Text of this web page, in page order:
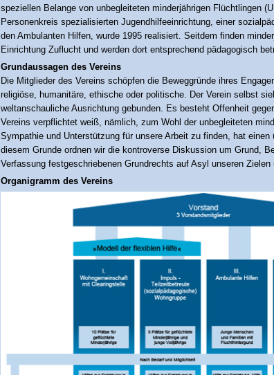
speziellen Belange von unbegleiteten minderjährigen Flüchtlingen
Personenkreis spezialisierten Jugendhilfeeinrichtung, einer
den Ambulanten Hilfen, wurde 1995 realisiert. Seitdem finden
Einrichtung Zuflucht und werden dort entsprechend pädagogisch
Grundaussagen des Vereins
Die Mitglieder des Vereins schöpfen die Beweggründe ihres
religiöse, humanitäre, ethische oder politische. Der Verein selbst
weltanschauliche Ausrichtung gebunden. Es besteht Offenheit
Vereins verpflichtet weiß, nämlich, zum Wohl der unbegleiteten
Sympathie und Unterstützung für unsere Arbeit zu finden, hat einen
diesem Grunde ordnen wir die kontroverse Diskussion um Grund,
Verfassung festgeschriebenen Grundrechts auf Asyl unseren Zielen
Organigramm des Vereins